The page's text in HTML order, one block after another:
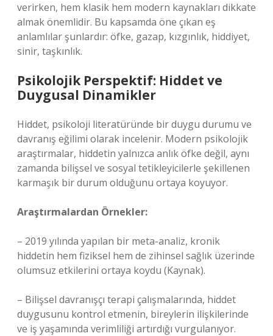
verirken, hem klasik hem modern kaynakları dikkate
almak önemlidir. Bu kapsamda öne çıkan eş
anlamlılar şunlardır: öfke, gazap, kızgınlık, hiddiyet,
sinir, taşkınlık.
Psikolojik Perspektif: Hiddet ve
Duygusal Dinamikler
Hiddet, psikoloji literatüründe bir duygu durumu ve
davranış eğilimi olarak incelenir. Modern psikolojik
araştırmalar, hiddetin yalnızca anlık öfke değil, aynı
zamanda bilişsel ve sosyal tetikleyicilerle şekillenen
karmaşık bir durum olduğunu ortaya koyuyor.
Araştırmalardan Örnekler:
– 2019 yılında yapılan bir meta-analiz, kronik
hiddetin hem fiziksel hem de zihinsel sağlık üzerinde
olumsuz etkilerini ortaya koydu (Kaynak).
– Bilişsel davranışçı terapi çalışmalarında, hiddet
duygusunu kontrol etmenin, bireylerin ilişkilerinde
ve iş yaşamında verimliliği artırdığı vurgulanıyor.